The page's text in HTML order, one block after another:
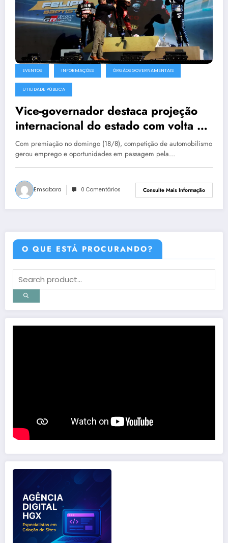
EVENTOS INFORMAÇÕES ÓRGÃOS GOVERNAMENTAIS
UTILIDADE PÚBLICA
Vice-governador destaca projeção
internacional do estado com volta da
Stock Car a Minas Gerais
Com premiação no domingo (18/8), competição de automobilismo
gerou emprego e oportunidades em passagem pela…
Emsabara 0 Comentários Consulte Mais Informação
O QUE ESTÁ PROCURANDO?